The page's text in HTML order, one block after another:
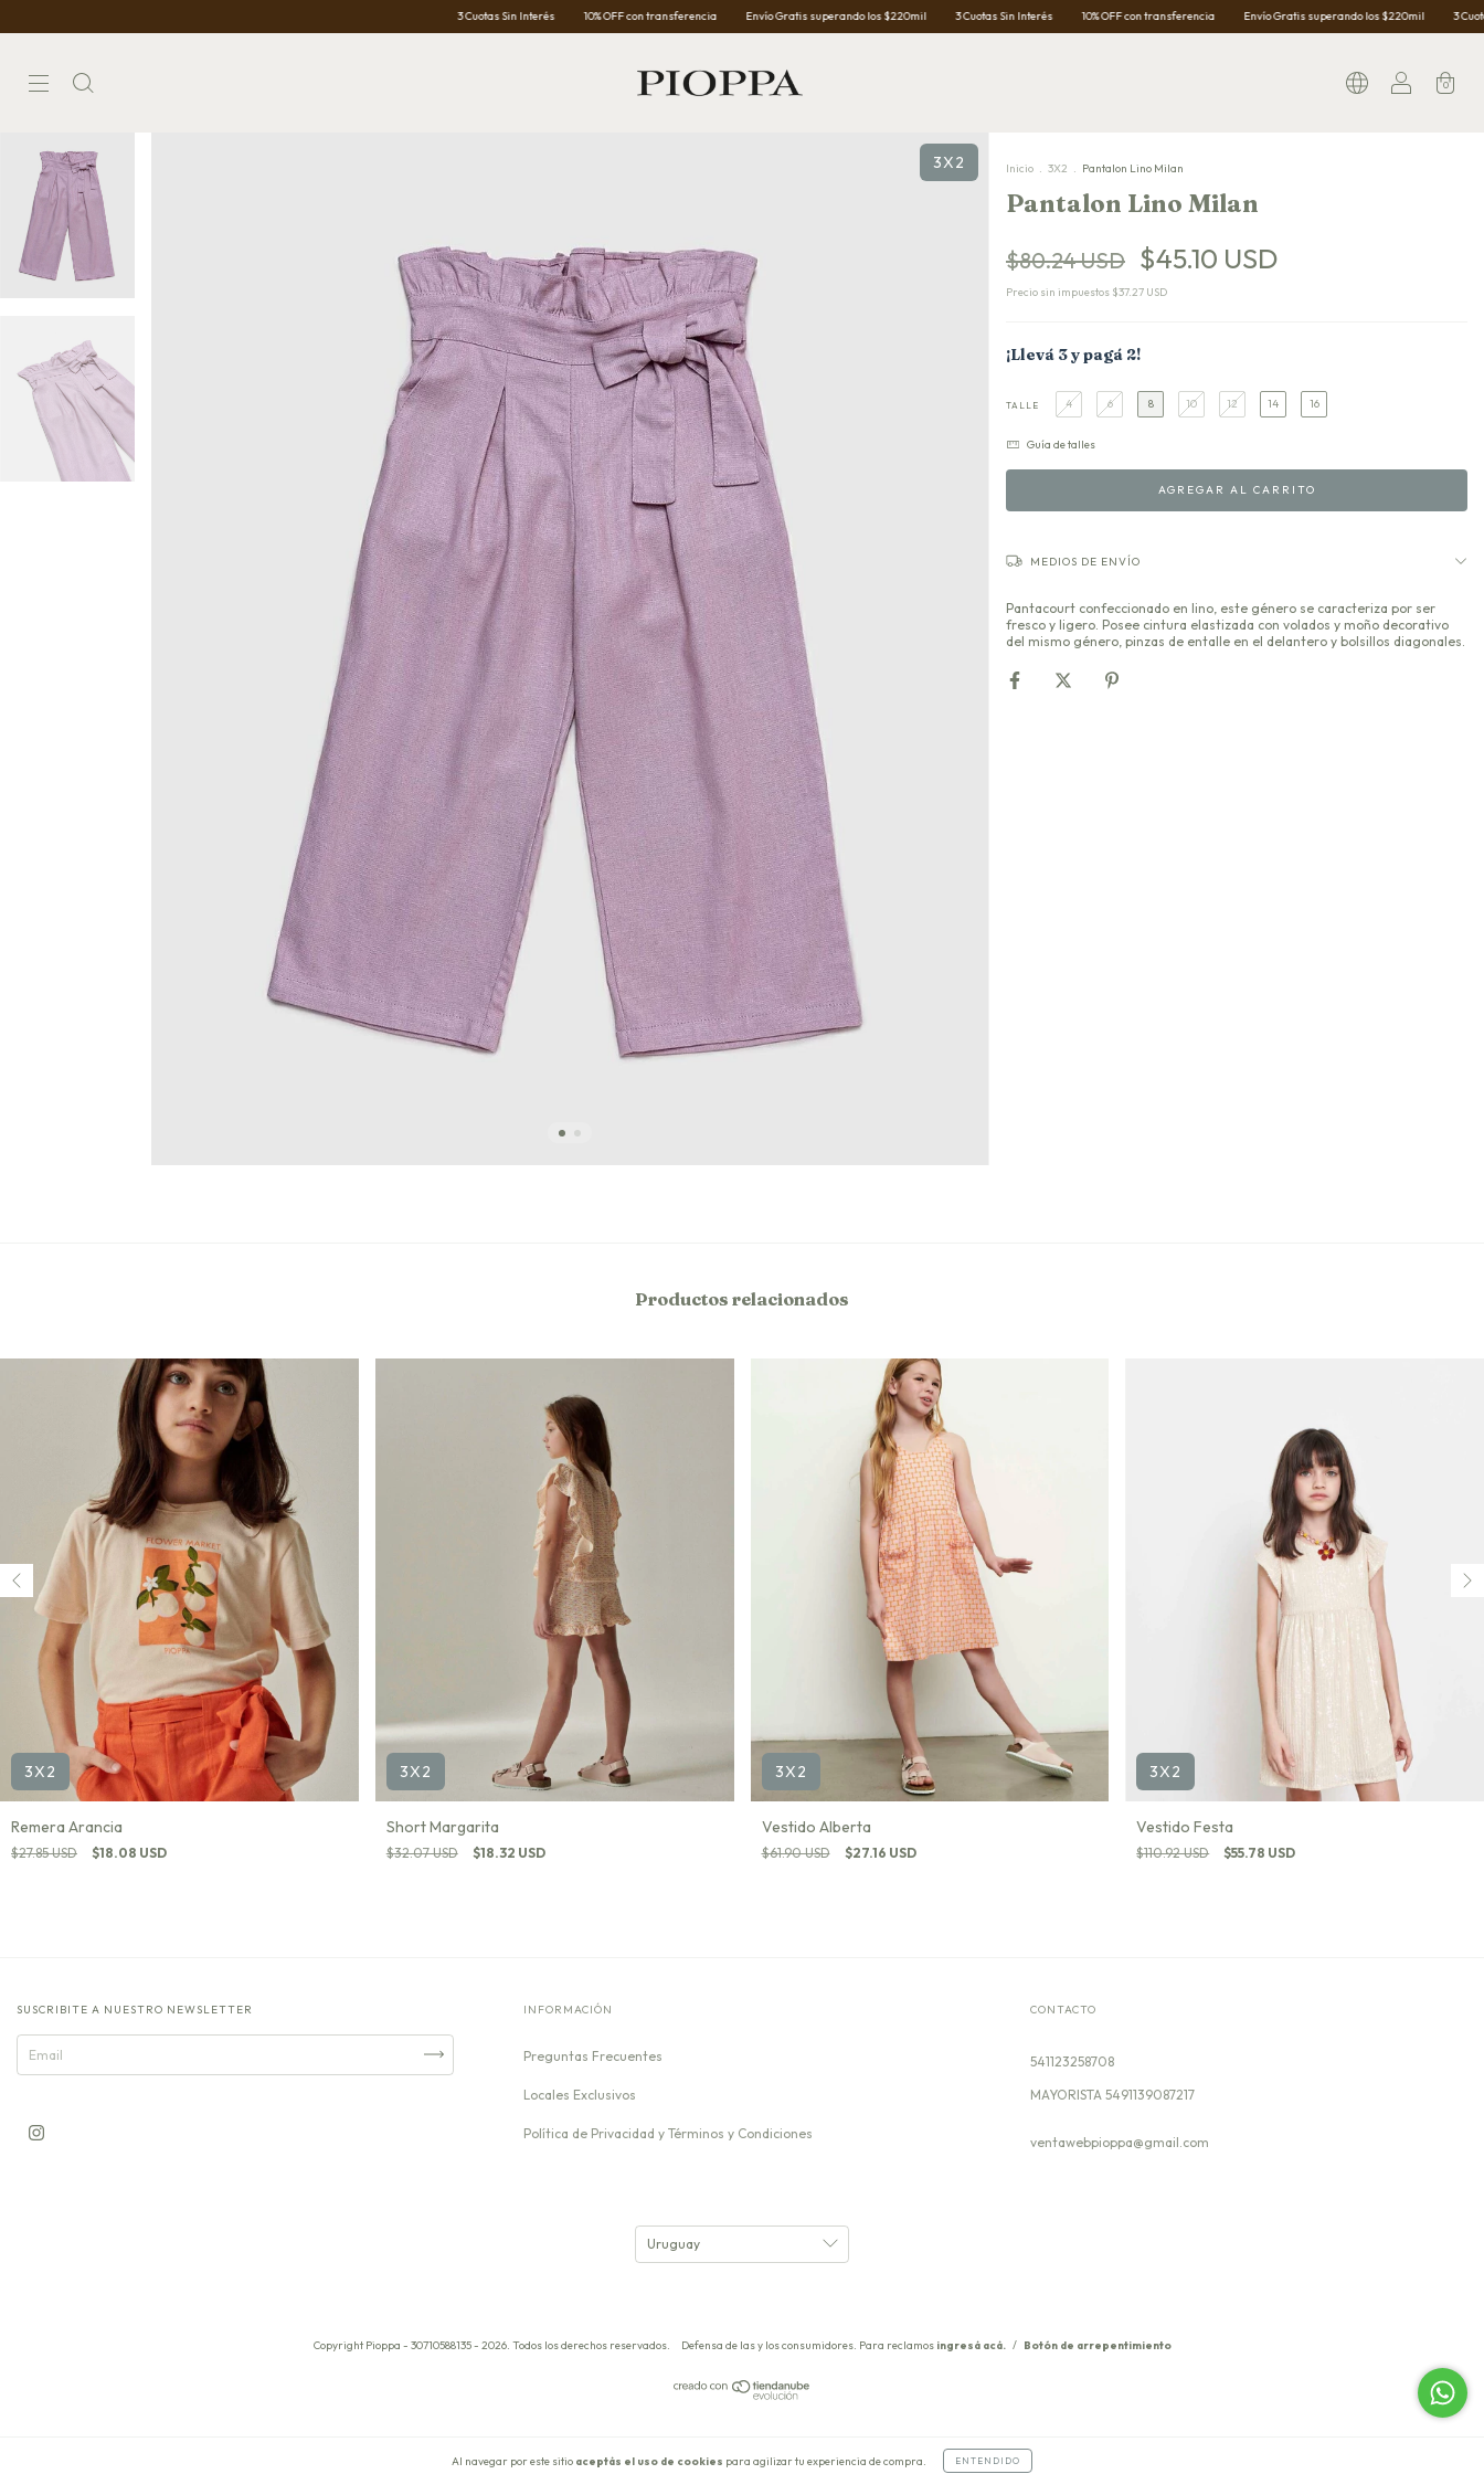
3 Cuotas Sin Interés 10% OFF con transferencia Envío Gratis superando los $220mil 3 Cuotas Sin Interés 10% OFF con transferencia Envío Gratis superando los $220mil 3 Cuotas Sin Interés
0
Al navegar por este sitio aceptás el uso de cookies para agilizar tu experiencia de compra. ENTENDIDO
3X2 Inicio . 3X2 . Pantalon Lino Milan
Pantalon Lino Milan
$80.24 USD $45.10 USD
Precio sin impuestos $37.27 USD
¡Llevá 3 y pagá 2!
TALLE 4 6 8 10 12 14 16
Guía de talles
MEDIOS DE ENVÍO
Pantacourt confeccionado en lino, este género se caracteriza por ser
fresco y ligero. Posee cintura elastizada con volados y moño decorativo
del mismo género, pinzas de entalle en el delantero y bolsillos diagonales.
Productos relacionados
3X2
Remera Arancia
$27.85 USD $18.08 USD
3X2
Short Margarita
$32.07 USD $18.32 USD
3X2
Vestido Alberta
$61.90 USD $27.16 USD
3X2
Vestido Festa
$110.92 USD $55.78 USD
SUSCRIBITE A NUESTRO NEWSLETTER INFORMACIÓN
Preguntas Frecuentes
Locales Exclusivos
Política de Privacidad y Términos y Condiciones
CONTACTO
541123258708
ventawebpioppa@gmail.com
Copyright Pioppa - 30710588135 - 2026. Todos los derechos reservados. Defensa de las y los consumidores. Para reclamos ingresá acá. / Botón de arrepentimiento